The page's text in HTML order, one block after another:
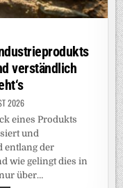
verständlich
2026
eines Produkts
und
entlang der
wie gelingt dies in
über…